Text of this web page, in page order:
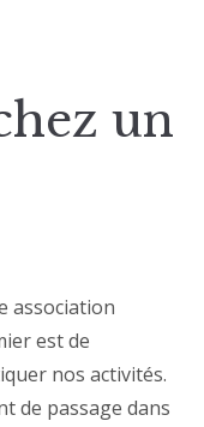
un
association
est de
nos activités.
de passage dans